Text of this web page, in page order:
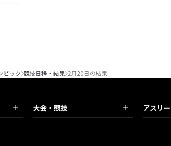
ピック 競技日程・結果 2月20日の結果
大会・競技 アスリ